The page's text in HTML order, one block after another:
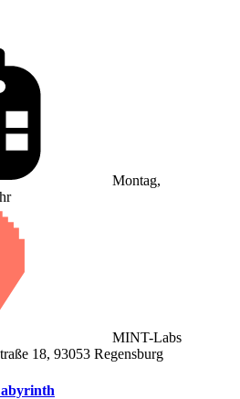
Montag,
MINT-Labs
18, 93053 Regensburg